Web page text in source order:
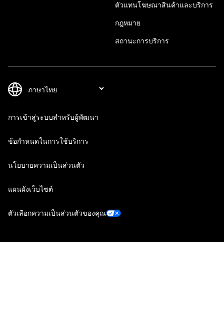
ตัวแทนโฆษณาสินค้าและบริการ
กฎหมาย
สถานะการบริการ
การเข้าสู่ระบบสำหรับผู้พัฒนา
ข้อกำหนดในการใช้บริการ
นโยบายความเป็นส่วนตัว
แผนผังเว็บไซต์
ตัวเลือกความเป็นส่วนตัวของคุณ